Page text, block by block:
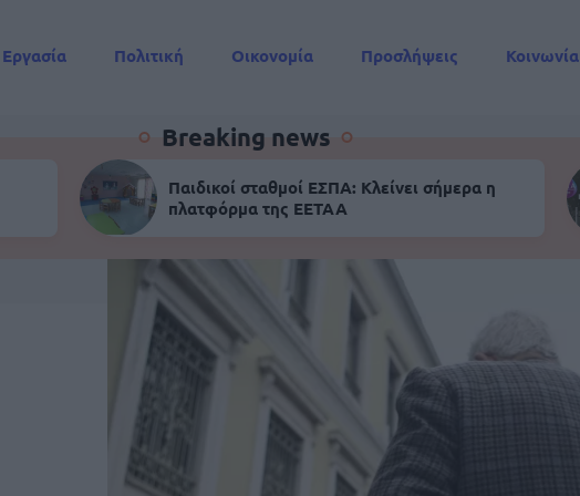
Εργασία Πολιτική Οικονομία Προσλήψεις Κοινωνία
Breaking news
Παιδικοί σταθμοί ΕΣΠΑ: Κλείνει σήμερα η
πλατφόρμα της ΕΕΤΑΑ